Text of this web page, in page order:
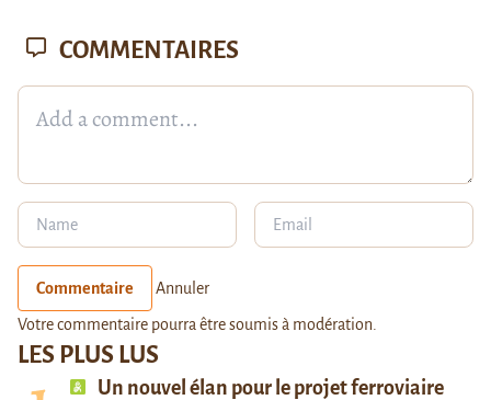
LES PLUS LUS
Un nouvel élan pour le projet ferroviaire
COMMENTAIRES
Commentaire Annuler
Votre commentaire pourra être soumis à modération.